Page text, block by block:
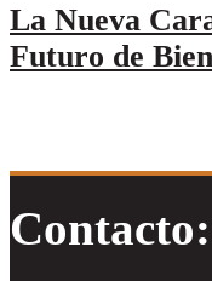
La Nueva
Futuro de
Contacto: